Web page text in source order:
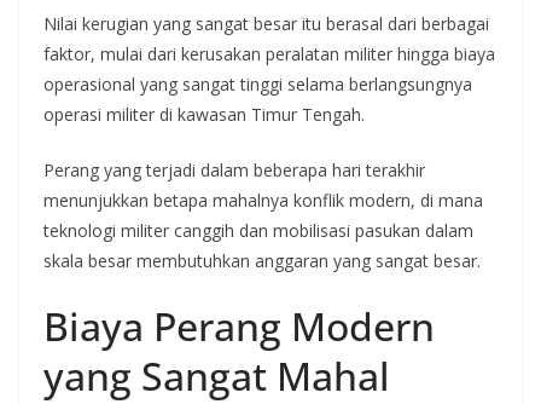
Nilai kerugian yang sangat besar itu berasal dari berbagai
faktor, mulai dari kerusakan peralatan militer hingga biaya
operasional yang sangat tinggi selama berlangsungnya
operasi militer di kawasan Timur Tengah.
Perang yang terjadi dalam beberapa hari terakhir
menunjukkan betapa mahalnya konflik modern, di mana
teknologi militer canggih dan mobilisasi pasukan dalam
skala besar membutuhkan anggaran yang sangat besar.
Biaya Perang Modern
yang Sangat Mahal